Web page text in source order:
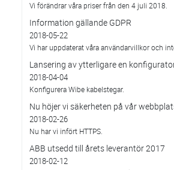
Vi förändrar våra priser från den 4 juli 2018.
Information gällande GDPR
2018-05-22
Vi har uppdaterat våra användarvillkor och
Lansering av ytterligare en
2018-04-04
Konfigurera Wibe kabelstegar.
Nu höjer vi säkerheten på vår
2018-02-26
Nu har vi infört HTTPS.
ABB utsedd till årets leverantör 2017
2018-02-12